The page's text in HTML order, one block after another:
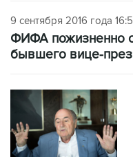
9 сентября 2016 года
ФИФА пожизненно
бывшего вице-